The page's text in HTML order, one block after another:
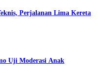
Perjalanan Lima Kereta
Uji Moderasi Anak